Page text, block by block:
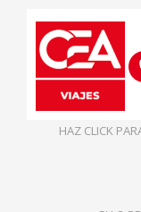
HAZ CLICK